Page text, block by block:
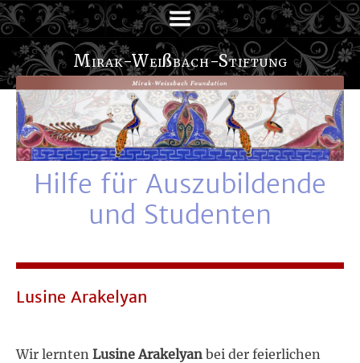
Mirak-Weißbach-Stiftung
Hilfe für Auszubildende
und Studenten
Lusine Arakelyan
Wir lernten Lusine Arakelyan bei der feierlichen